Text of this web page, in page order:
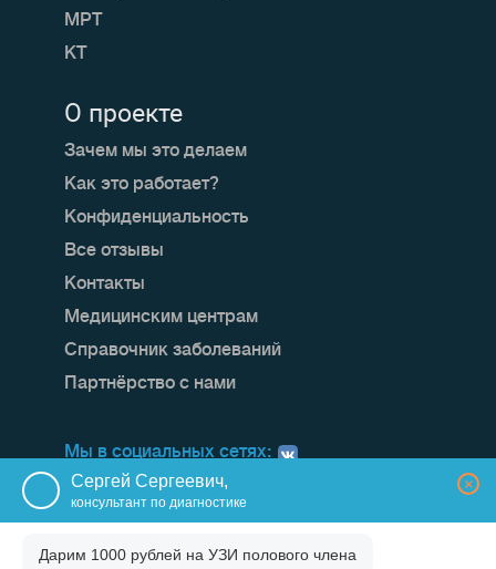
О проекте
Зачем мы это делаем
Как это работает?
Конфиденциальность
Все отзывы
Контакты
Медицинским центрам
Справочник заболеваний
Партнёрство с нами
МРТ
КТ
Мы в социальных сетях:
×
Сергей Сергеевич,
консультант по диагностике
Дарим 1000 рублей на УЗИ полового члена